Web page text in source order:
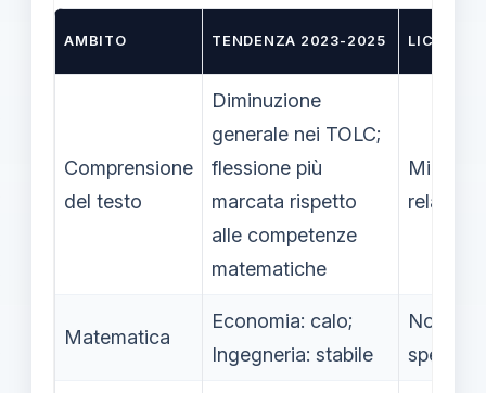
AMBITO TENDENZA 2023-2025 LICEO
Comprensione
del testo
Diminuzione
generale nei TOLC;
flessione più
marcata rispetto
alle competenze
matematiche
relativo
Matematica
Economia: calo;
Ingegneria: stabile
Non